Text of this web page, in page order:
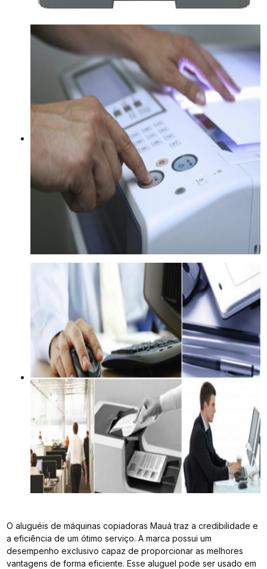
O aluguéis de máquinas copiadoras Mauá traz a credibilidade e
a eficiência de um ótimo serviço. A marca possui um
desempenho exclusivo capaz de proporcionar as melhores
vantagens de forma eficiente. Esse aluguel pode ser usado em